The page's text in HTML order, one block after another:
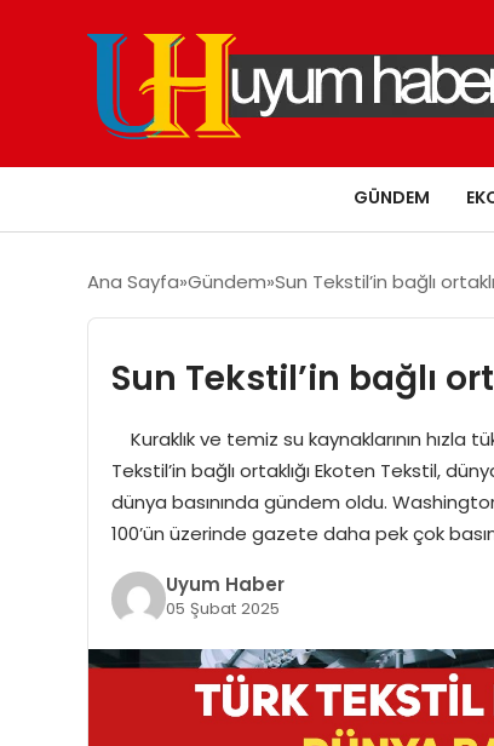
GÜNDEM
Ana Sayfa Gündem Sun Tekstil’in bağlı
Sun Tekstil’in bağlı
Kuraklık ve temiz su kaynaklarının hızla
Tekstil’in bağlı ortaklığı Ekoten Tekstil,
dünya basınında gündem oldu.
100’ün üzerinde gazete daha pek çok
Uyum Haber
05 Şubat 2025